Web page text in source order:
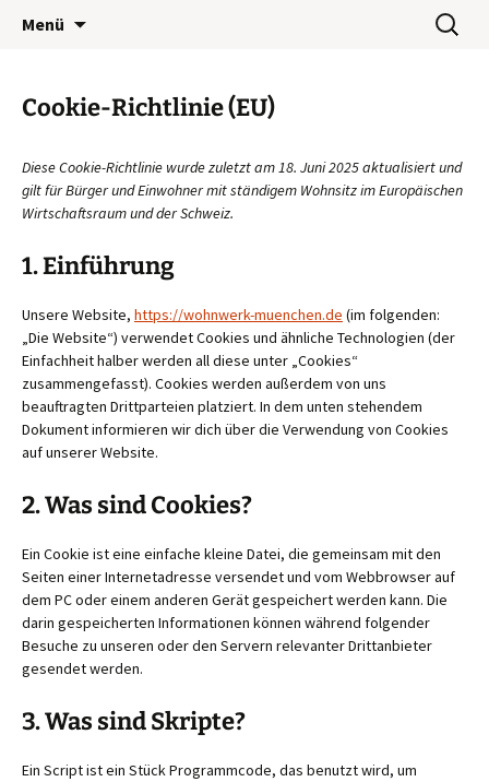
Café Wohnwerk
Wohnwerk München e.V.
Menü
Suchen
nach:
Cookie-Richtlinie (EU)
Diese Cookie-Richtlinie wurde zuletzt am 18. Juni 2025 aktualisiert und
gilt für Bürger und Einwohner mit ständigem Wohnsitz im Europäischen
Wirtschaftsraum und der Schweiz.
1. Einführung
Unsere Website, https://wohnwerk-muenchen.de (im folgenden:
„Die Website“) verwendet Cookies und ähnliche Technologien (der
Einfachheit halber werden all diese unter „Cookies“
zusammengefasst). Cookies werden außerdem von uns
beauftragten Drittparteien platziert. In dem unten stehendem
Dokument informieren wir dich über die Verwendung von Cookies
auf unserer Website.
2. Was sind Cookies?
Ein Cookie ist eine einfache kleine Datei, die gemeinsam mit den
Seiten einer Internetadresse versendet und vom Webbrowser auf
dem PC oder einem anderen Gerät gespeichert werden kann. Die
darin gespeicherten Informationen können während folgender
Besuche zu unseren oder den Servern relevanter Drittanbieter
gesendet werden.
3. Was sind Skripte?
Ein Script ist ein Stück Programmcode, das benutzt wird, um